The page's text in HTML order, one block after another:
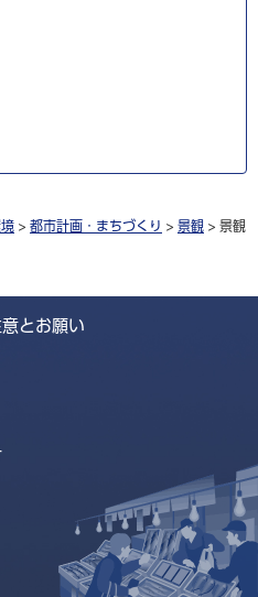
> 都市計画・まちづくり > 景観 > 景観
とお願い